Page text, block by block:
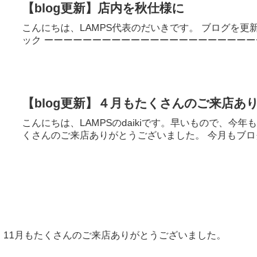
【blog更新】店内を秋仕様に
こんにちは、LAMPS代表のだいきです。 ブログを
ック ーーーーーーーーーーーーーーーーーーーーー
【blog更新】４月もたくさんのご来店あ
こんにちは、LAMPSのdaikiです。早いもので、今年
くさんのご来店ありがとうございました。 今月もブ
11月もたくさんのご来店ありがとうございました。